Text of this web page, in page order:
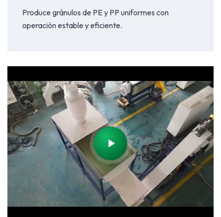
Produce gránulos de PE y PP uniformes con
operación estable y eficiente.